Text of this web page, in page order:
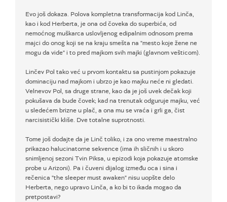
Evo još dokaza. Polova kompletna transformacija kod Linča,
kao i kod Herberta, je ona od čoveka do superbića, od
nemoćnog muškarca uslovljenog edipalnim odnosom prema
majci do onog koji se na kraju smešta na "mesto koje žene ne
mogu da vide" i to pred majkom svih majki (glavnom vešticom).
Linčev Pol tako već u prvom kontaktu sa pustinjom pokazuje
dominaciju nad majkom i ubrzo je kao majku neće ni gledati.
Velnevov Pol, sa druge strane, kao da je još uvek dečak koji
pokušava da bude čovek; kad na trenutak odguruje majku, već
u sledećem brizne u plač, a ona mu se vraća i grli ga, čist
narcisistički kliše. Dve totalne suprotnosti.
Tome još dodajte da je Linč toliko, i za ono vreme maestralno
prikazao halucinatorne sekvence (ima ih sličnih i u skoro
snimljenoj sezoni Tvin Piksa, u epizodi koja pokazuje atomske
probe u Arizoni). Pa i čuveni dijalog između oca i sina i
rečenica "the sleeper must awaken" nisu uopšte delo
Herberta, nego upravo Linča, a ko bi to ikada mogao da
pretpostavi?